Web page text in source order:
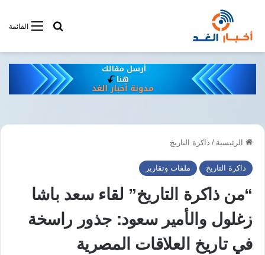
القائمةأبحت فى
الرئيسية / ذاكرة التاريخ
ذاكرة التاريخ ملفات وتقارير
“من ذاكرة التاريخ” لقاء سعد باشا
زغلول والأمير سعود: جذور راسخة
في تاريخ العلاقات المصرية